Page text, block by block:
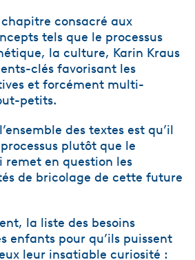
consacré aux
tels que le processus
la culture, Karin Kraus
clés favorisant les
et forcément multi-
petits.
des textes est qu’il
plutôt que le
en question les
de bricolage de cette future
la liste des besoins
enfants pour qu’ils puissent
leur insatiable curiosité :